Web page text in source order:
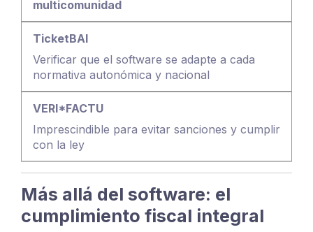
multicomunidad
Verificar que el software se adapte a cada
normativa autonómica y nacional
Imprescindible para evitar sanciones y cumplir
con la ley
Más allá del software: el
cumplimiento fiscal integral